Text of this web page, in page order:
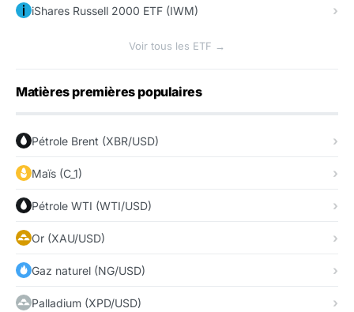
iShares Russell 2000 ETF (IWM)
Voir tous les ETF →
Matières premières populaires
Pétrole Brent (XBR/USD)
Maïs (C_1)
Pétrole WTI (WTI/USD)
Or (XAU/USD)
Gaz naturel (NG/USD)
Palladium (XPD/USD)